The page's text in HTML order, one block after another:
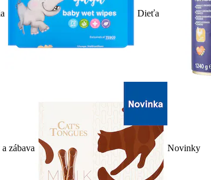
Dieťa
zábava Novinky